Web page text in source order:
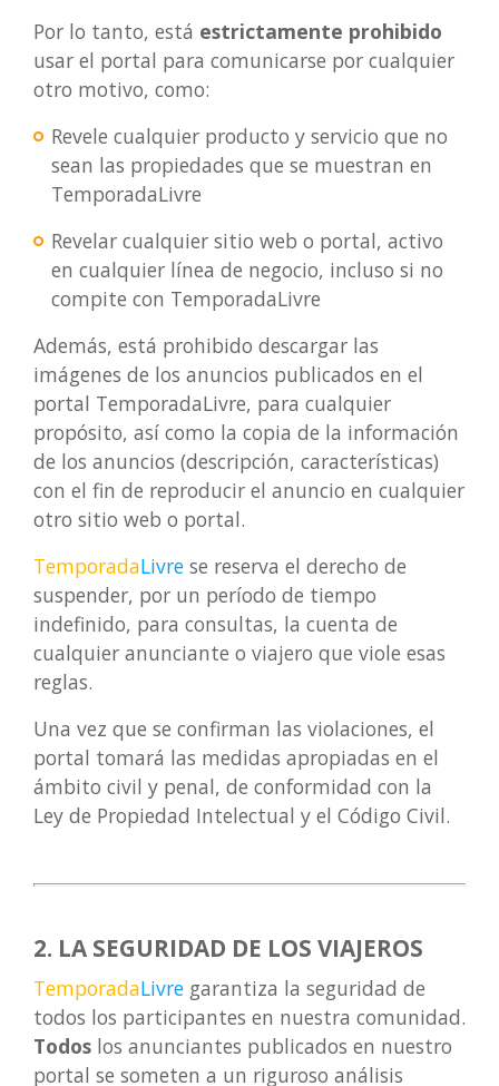
Por lo tanto, está estrictamente prohibido
usar el portal para comunicarse por cualquier
otro motivo, como:
Revele cualquier producto y servicio que no
sean las propiedades que se muestran en
TemporadaLivre
Revelar cualquier sitio web o portal, activo
en cualquier línea de negocio, incluso si no
compite con TemporadaLivre
Además, está prohibido descargar las
imágenes de los anuncios publicados en el
portal TemporadaLivre, para cualquier
propósito, así como la copia de la información
de los anuncios (descripción, características)
con el fin de reproducir el anuncio en cualquier
otro sitio web o portal.
TemporadaLivre se reserva el derecho de
suspender, por un período de tiempo
indefinido, para consultas, la cuenta de
cualquier anunciante o viajero que viole esas
reglas.
Una vez que se confirman las violaciones, el
portal tomará las medidas apropiadas en el
ámbito civil y penal, de conformidad con la
Ley de Propiedad Intelectual y el Código Civil.
2. LA SEGURIDAD DE LOS VIAJEROS
TemporadaLivre garantiza la seguridad de
todos los participantes en nuestra comunidad.
Todos los anunciantes publicados en nuestro
portal se someten a un riguroso análisis